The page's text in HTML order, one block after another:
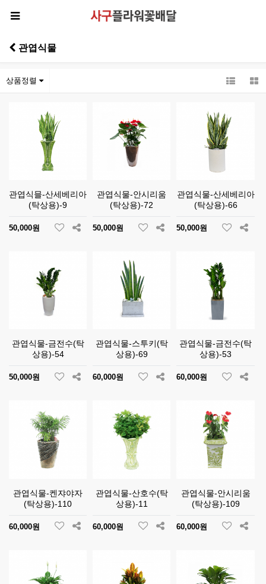
관엽식물
상품정렬
관엽식믈-산세베리아
(탁상용)-9
50,000원
관엽식물-안시리움
(탁상용)-72
50,000원
관엽식물-산세베리아
(탁상용)-66
50,000원
관엽식물-금전수(탁
상용)-54
50,000원
관엽식물-스투키(탁
상용)-69
60,000원
관엽식물-금전수(탁
상용)-53
60,000원
관엽식물-켄쟈야자
(탁상용)-110
60,000원
관엽식물-산호수(탁
상용)-11
60,000원
관엽식물-안시리움
(탁상용)-109
60,000원